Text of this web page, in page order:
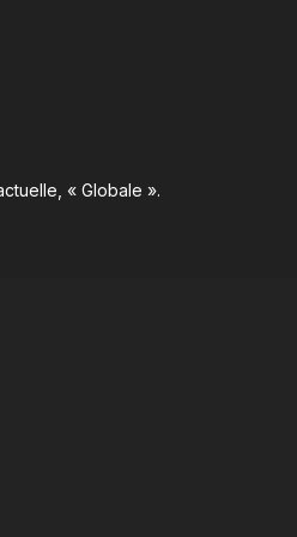
« Globale ».